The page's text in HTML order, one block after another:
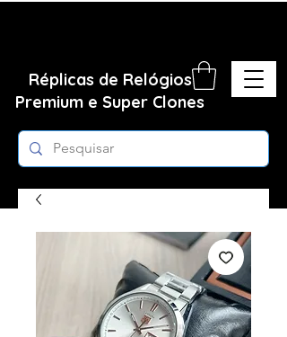
Réplicas de Relógios
Premium e Super Clones